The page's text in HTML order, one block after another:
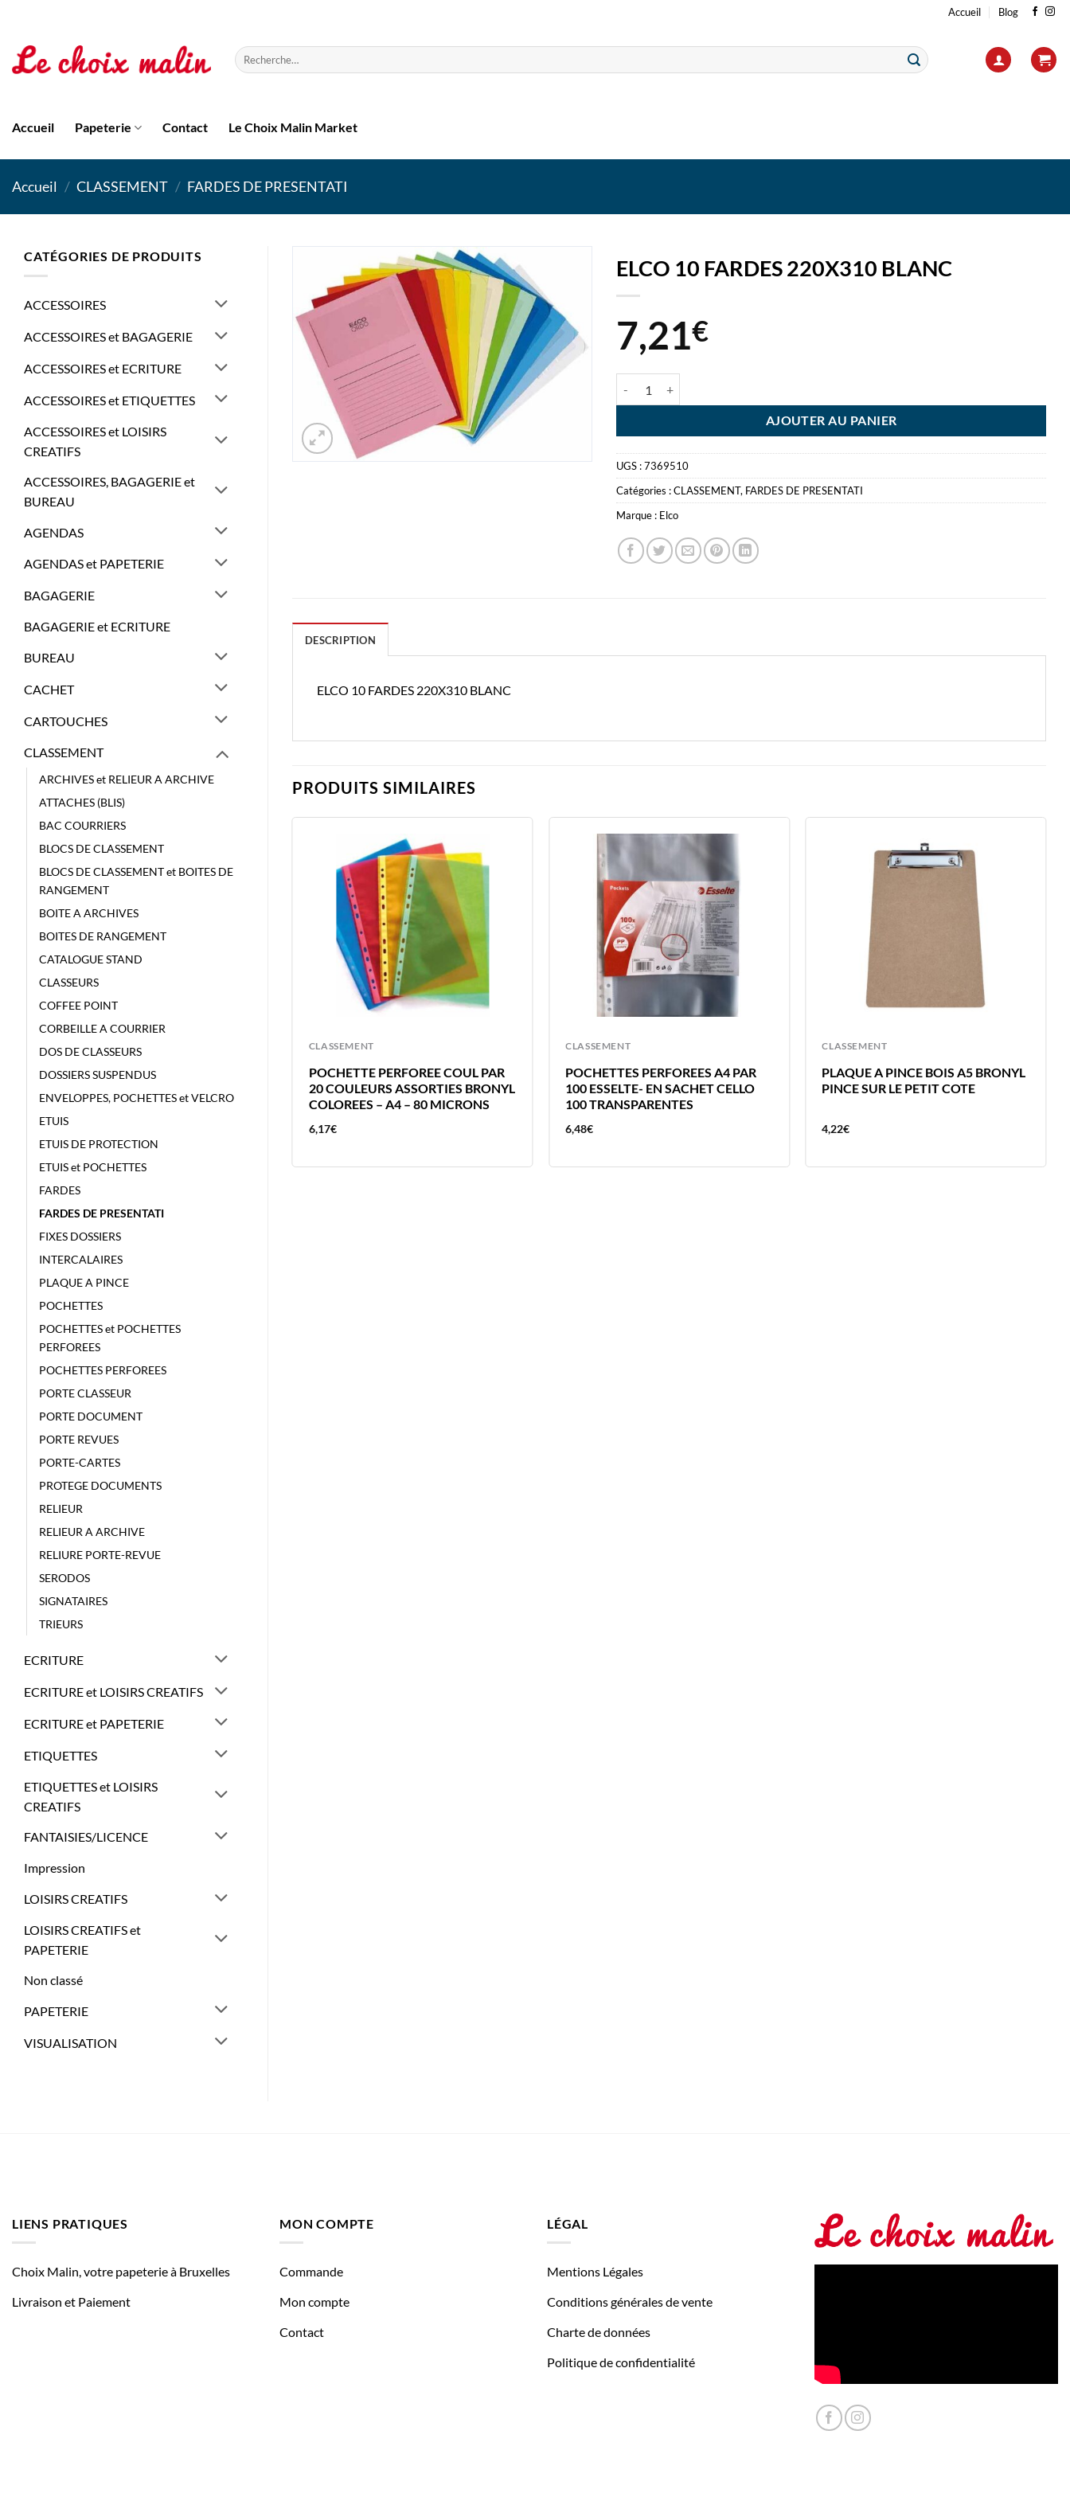
contenu
Accueil Blog
Recherche
pour :
Accueil Papeterie Contact Le Choix Malin Market
Accueil / CLASSEMENT / FARDES DE PRESENTATI
CATÉGORIES DE PRODUITS
ACCESSOIRES
ACCESSOIRES et BAGAGERIE
ACCESSOIRES et ECRITURE
ACCESSOIRES et ETIQUETTES
ACCESSOIRES et LOISIRS
CREATIFS
ACCESSOIRES, BAGAGERIE et
BUREAU
AGENDAS
AGENDAS et PAPETERIE
BAGAGERIE
BAGAGERIE et ECRITURE
BUREAU
CACHET
CARTOUCHES
CLASSEMENT
ARCHIVES et RELIEUR A ARCHIVE
ATTACHES (BLIS)
BAC COURRIERS
BLOCS DE CLASSEMENT
BLOCS DE CLASSEMENT et BOITES DE
RANGEMENT
BOITE A ARCHIVES
BOITES DE RANGEMENT
CATALOGUE STAND
CLASSEURS
COFFEE POINT
CORBEILLE A COURRIER
DOS DE CLASSEURS
DOSSIERS SUSPENDUS
ENVELOPPES, POCHETTES et VELCRO
ETUIS
ETUIS DE PROTECTION
ETUIS et POCHETTES
FARDES
FARDES DE PRESENTATI
FIXES DOSSIERS
INTERCALAIRES
PLAQUE A PINCE
POCHETTES
POCHETTES et POCHETTES
PERFOREES
POCHETTES PERFOREES
PORTE CLASSEUR
PORTE DOCUMENT
PORTE REVUES
PORTE-CARTES
PROTEGE DOCUMENTS
RELIEUR
RELIEUR A ARCHIVE
RELIURE PORTE-REVUE
SERODOS
SIGNATAIRES
TRIEURS
ECRITURE
ECRITURE et LOISIRS CREATIFS
ECRITURE et PAPETERIE
ETIQUETTES
ETIQUETTES et LOISIRS
CREATIFS
FANTAISIES/LICENCE
Impression
LOISIRS CREATIFS
LOISIRS CREATIFS et
PAPETERIE
Non classé
PAPETERIE
VISUALISATION
ELCO 10 FARDES 220X310 BLANC
7,21€
AJOUTER AU PANIER
UGS :7369510
Catégories :CLASSEMENT, FARDES DE PRESENTATI
Marque : Elco
DESCRIPTION
ELCO 10 FARDES 220X310 BLANC
PRODUITS SIMILAIRES
CLASSEMENT
POCHETTE PERFOREE COUL PAR
20 COULEURS ASSORTIES BRONYL
COLOREES – A4 – 80 MICRONS
6,17€
CLASSEMENT
POCHETTES PERFOREES A4 PAR
100 ESSELTE- EN SACHET CELLO
100 TRANSPARENTES
6,48€
CLASSEMENT
PLAQUE A PINCE BOIS A5 BRONYL
PINCE SUR LE PETIT COTE
4,22€
CLASSEMENT
POCHETTES ADHESIVES A4
220X302MM OUVERTURE PETIT
COTE
15,32
LIENS PRATIQUES
Choix Malin, votre papeterie à Bruxelles
Livraison et Paiement
MON COMPTE
Commande
Mon compte
Contact
LÉGAL
Mentions Légales
Conditions générales de vente
Charte de données
Politique de confidentialité